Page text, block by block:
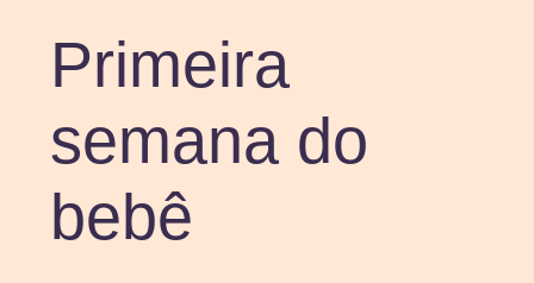
Primeira
semana do
bebê